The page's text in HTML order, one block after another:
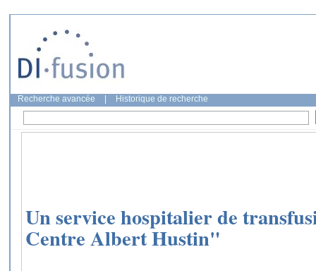
Recherche avancée Historique de recherche
Un service hospitalier de
Centre Albert Hustin"